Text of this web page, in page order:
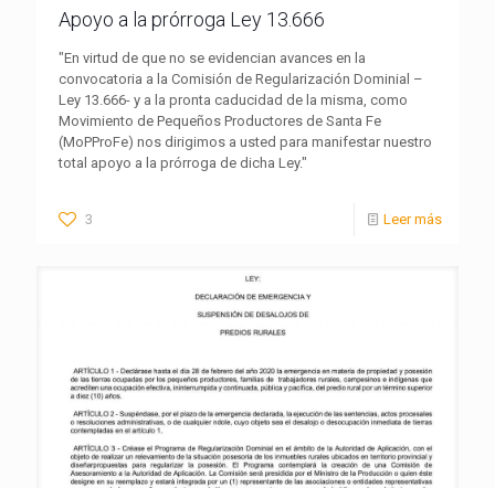
Apoyo a la prórroga Ley 13.666
"En virtud de que no se evidencian avances en la
convocatoria a la Comisión de Regularización Dominial –
Ley 13.666- y a la pronta caducidad de la misma, como
Movimiento de Pequeños Productores de Santa Fe
(MoPProFe) nos dirigimos a usted para manifestar nuestro
total apoyo a la prórroga de dicha Ley."
3 Leer más